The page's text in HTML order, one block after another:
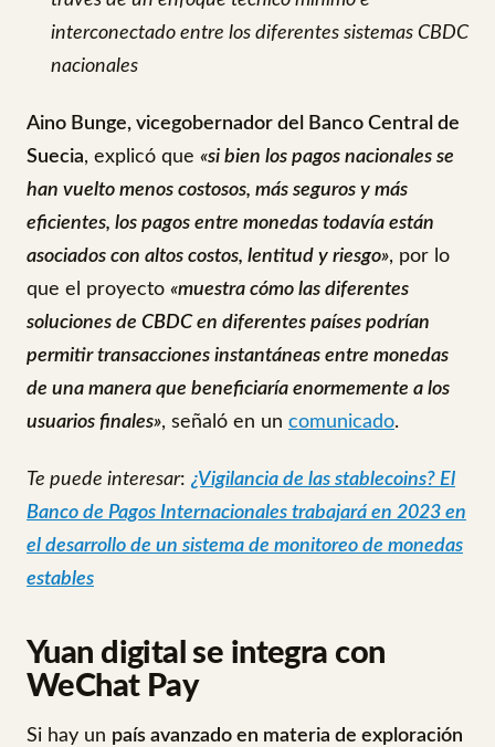
interconectado entre los diferentes sistemas CBDC
nacionales
Aino Bunge, vicegobernador del Banco Central de
Suecia, explicó que «si bien los pagos nacionales se
han vuelto menos costosos, más seguros y más
eficientes, los pagos entre monedas todavía están
asociados con altos costos, lentitud y riesgo», por lo
que el proyecto «muestra cómo las diferentes
soluciones de CBDC en diferentes países podrían
permitir transacciones instantáneas entre monedas
de una manera que beneficiaría enormemente a los
usuarios finales», señaló en un comunicado.
Te puede interesar: ¿Vigilancia de las stablecoins? El
Banco de Pagos Internacionales trabajará en 2023 en
el desarrollo de un sistema de monitoreo de monedas
estables
Yuan digital se integra con
WeChat Pay
Si hay un país avanzado en materia de exploración